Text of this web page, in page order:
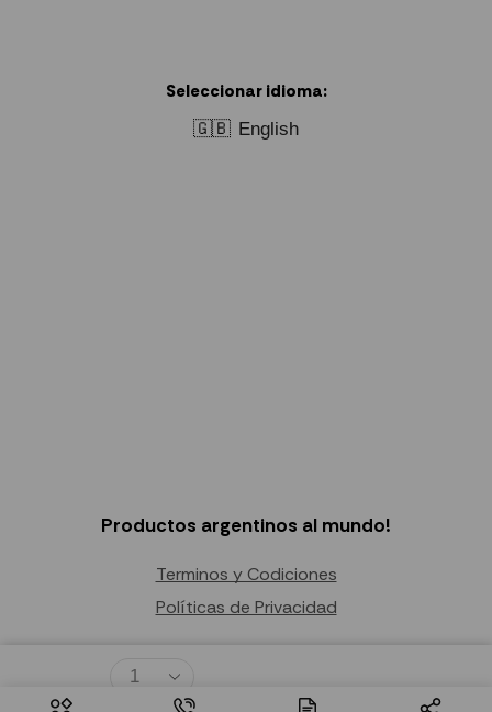
$69.65
Seleccionar idioma:
🇬🇧 English
Productos argentinos al mundo!
Terminos y Codiciones
Políticas de Privacidad
© 2026 – Todos los derechos reservados.